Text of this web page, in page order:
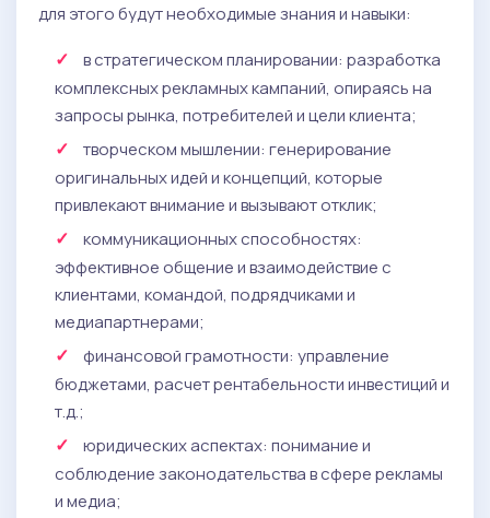
для этого будут необходимые знания и навыки:
в стратегическом планировании: разработка
комплексных рекламных кампаний, опираясь на
запросы рынка, потребителей и цели клиента;
творческом мышлении: генерирование
оригинальных идей и концепций, которые
привлекают внимание и вызывают отклик;
коммуникационных способностях:
эффективное общение и взаимодействие с
клиентами, командой, подрядчиками и
медиапартнерами;
финансовой грамотности: управление
бюджетами, расчет рентабельности инвестиций и
т.д.;
юридических аспектах: понимание и
соблюдение законодательства в сфере рекламы
и медиа;